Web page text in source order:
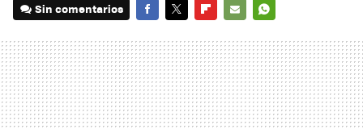
Sin comentarios
MAIL